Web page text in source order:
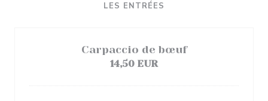
LES ENTRÉES
Carpaccio de bœuf
14,50 EUR